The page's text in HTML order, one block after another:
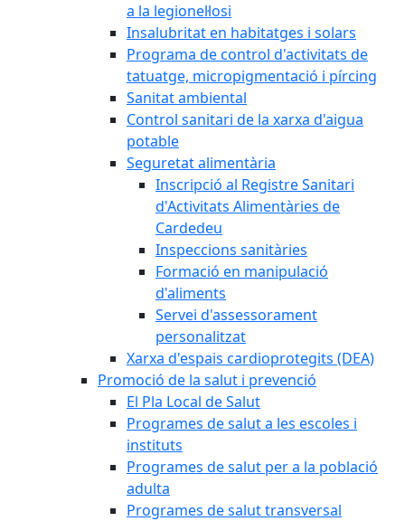
a la legionel·losi
Insalubritat en habitatges i solars
Programa de control d'activitats de
tatuatge, micropigmentació i pírcing
Sanitat ambiental
Control sanitari de la xarxa d'aigua
potable
Seguretat alimentària
Inscripció al Registre Sanitari
d'Activitats Alimentàries de
Cardedeu
Inspeccions sanitàries
Formació en manipulació
d'aliments
Servei d'assessorament
personalitzat
Xarxa d'espais cardioprotegits (DEA)
Promoció de la salut i prevenció
El Pla Local de Salut
Programes de salut a les escoles i
instituts
Programes de salut per a la població
adulta
Programes de salut transversal